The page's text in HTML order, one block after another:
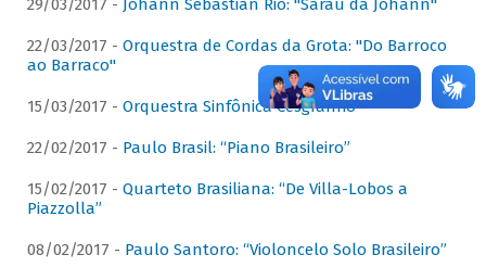
29/03/2017 - Johann Sebastian Rio: "Sarau da Johann"
22/03/2017 - Orquestra de Cordas da Grota: "Do Barroco
ao Barraco"
15/03/2017 - Orquestra Sinfônica Cesgranrio
22/02/2017 - Paulo Brasil: “Piano Brasileiro”
15/02/2017 - Quarteto Brasiliana: “De Villa-Lobos a
Piazzolla”
08/02/2017 - Paulo Santoro: “Violoncelo Solo Brasileiro”